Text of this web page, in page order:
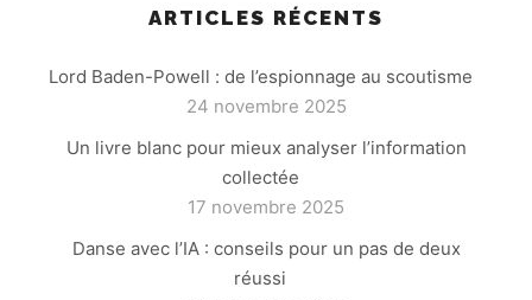
ARTICLES RÉCENTS
Lord Baden-Powell : de l’espionnage au scoutisme
24 novembre 2025
Un livre blanc pour mieux analyser l’information
collectée
17 novembre 2025
Danse avec l’IA : conseils pour un pas de deux
réussi